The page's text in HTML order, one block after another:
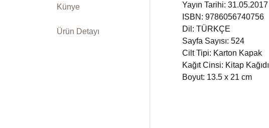
Siyasi
Tarih
Künye
Ürün Detayı
Yayın Tarihi: 31.05.2017
ISBN: 9786056740756
Dil: TÜRKÇE
Sayfa Sayısı: 524
Cilt Tipi: Karton Kapak
Kağıt Cinsi: Kitap Kağıdı
Boyut: 13.5 x 21 cm